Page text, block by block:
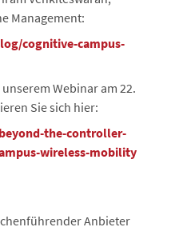
Management:
cognitive-campus-
Webinar am 22.
Sie sich hier:
the-controller-
wireless-mobility
Anbieter